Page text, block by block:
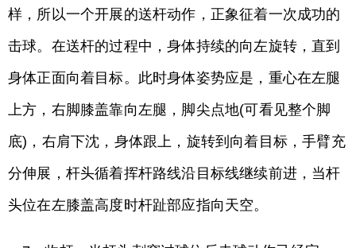
样，所以一个开展的送杆动作，正象征着一次成功的
击球。在送杆的过程中，身体持续的向左旋转，直到
身体正面向着目标。此时身体姿势应是，重心在左腿
上方，右脚膝盖靠向左腿，脚尖点地(可看见整个脚
底)，右肩下沈，身体跟上，旋转到向着目标，手臂充
分伸展，杆头循着挥杆路线沿目标线继续前进，当杆
头位在左膝盖高度时杆趾部应指向天空。